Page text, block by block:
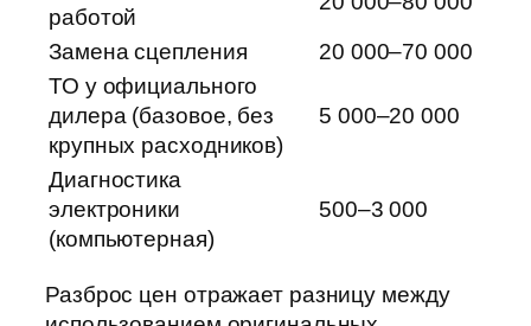
работой
Замена сцепления
20 000–70 000
ТО у официального
дилера (базовое, без
крупных расходников)
5 000–20 000
Диагностика
электроники
(компьютерная)
500–3 000
Разброс цен отражает разницу между